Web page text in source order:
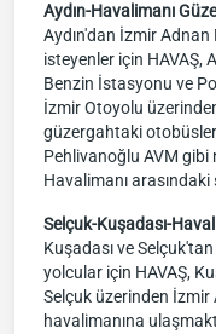
Aydın-Havalimanı
Aydın'dan İzmir
isteyenler için HAVAŞ,
Benzin İstasyonu ve
İzmir Otoyolu
güzergahtaki
Pehlivanoğlu AVM gibi
Havalimanı
Selçuk-Kuşadası-
Kuşadası ve
yolcular için HAVAŞ,
Selçuk üzerinden İzmir
havalimanına